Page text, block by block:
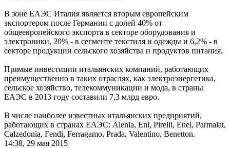
В зоне ЕАЭС Италия является вторым европейским
экспортером после Германии с долей 40% от
общеевропейского экспорта в секторе оборудования и
электроники, 20% - в сегменте текстиля и одежды и 6,2% - в
секторе продукции сельского хозяйства и продуктов питания.
Прямые инвестиции итальянских компаний, работающих
преимущественно в таких отраслях, как электроэнергетика,
сельское хозяйство, телекоммуникации и мода, в страны
ЕАЭС в 2013 году составили 7,3 млрд евро.
В числе наиболее известных итальянских предприятий,
работающих в странах ЕАЭС: Alenia, Eni, Pirelli, Enel, Parmalat,
Calzedonia, Fendi, Ferragamo, Prada, Valentino, Benetton.
14:38, 29 мая 2015